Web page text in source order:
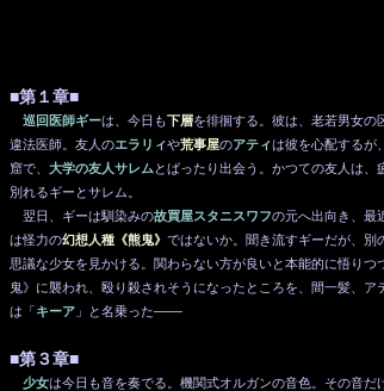
■第１章■
巡回医師ギーは、今日も下層を徘徊する。彼は、老若男女の
違法医師。友人のエラリィや荒事屋のアティは彼を心配するが
窟で、 大学の友人サレム とばったり出会う。かつての友人は
別れるギーとサレム。
翌日、ギーは馴染みの故買屋スタニスワフの元へ出向き、最
は怪力の幻想人種《熊鬼》 ではないか。聞き流すギーだが、別
思議な少女を見かける。関わらない方が良いと本能的に悟り
鬼》に襲われ、殴り殺されそうになったところを、間一髪、
は「 キーア 」と名乗った───
■第３章■
少女は今日も音を奏でる。機関式オルガンの音色。その音